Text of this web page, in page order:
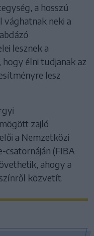
a hosszú
vághatnak neki a
lesznek a
hogy élni tudjanak az
lesz
zajló
a Nemzetközi
csatornáján (FIBA
ahogy a
közvetít.